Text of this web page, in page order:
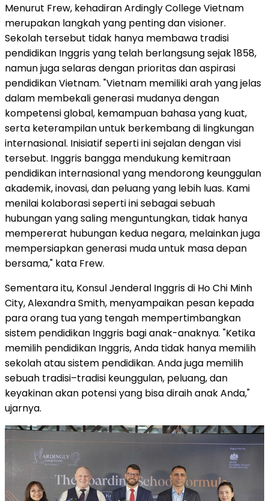
Menurut Frew, kehadiran Ardingly College Vietnam
merupakan langkah yang penting dan visioner.
Sekolah tersebut tidak hanya membawa tradisi
pendidikan Inggris yang telah berlangsung sejak 1858,
namun juga selaras dengan prioritas dan aspirasi
pendidikan Vietnam. "Vietnam memiliki arah yang jelas
dalam membekali generasi mudanya dengan
kompetensi global, kemampuan bahasa yang kuat,
serta keterampilan untuk berkembang di lingkungan
internasional. Inisiatif seperti ini sejalan dengan visi
tersebut. Inggris bangga mendukung kemitraan
pendidikan internasional yang mendorong keunggulan
akademik, inovasi, dan peluang yang lebih luas. Kami
menilai kolaborasi seperti ini sebagai sebuah
hubungan yang saling menguntungkan, tidak hanya
mempererat hubungan kedua negara, melainkan juga
mempersiapkan generasi muda untuk masa depan
bersama," kata Frew.
Sementara itu, Konsul Jenderal Inggris di Ho Chi Minh
City, Alexandra Smith, menyampaikan pesan kepada
para orang tua yang tengah mempertimbangkan
sistem pendidikan Inggris bagi anak-anaknya. "Ketika
memilih pendidikan Inggris, Anda tidak hanya memilih
sekolah atau sistem pendidikan. Anda juga memilih
sebuah tradisi–tradisi keunggulan, peluang, dan
keyakinan akan potensi yang bisa diraih anak Anda,"
ujarnya.